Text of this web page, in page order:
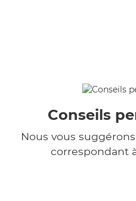
Conseils
Nous vous
correspondant